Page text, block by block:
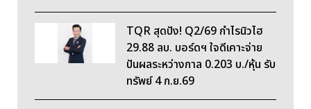
TQR สุดปัง! Q2/69 กำไรนิวไฮ
29.88 ลบ. บอร์ดฯ ใจดีเคาะจ่าย
ปันผลระหว่างกาล 0.203 บ./หุ้น รับ
ทรัพย์ 4 ก.ย.69